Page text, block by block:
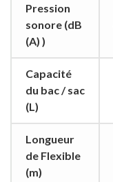
Pression
sonore (dB
(A) )
Capacité
du bac / sac
(L)
Longueur
de Flexible
(m)